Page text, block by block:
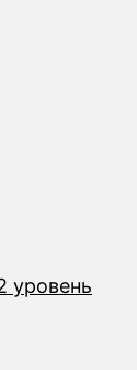
уровень